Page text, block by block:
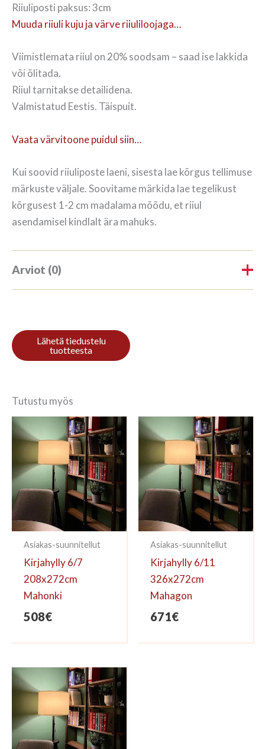
Riiuliposti paksus: 3cm
Muuda riiuli kuju ja värve riiuliloojaga…
Viimistlemata riiul on 20% soodsam – saad ise lakkida
või õlitada.
Riiul tarnitakse detailidena.
Valmistatud Eestis. Täispuit.
Vaata värvitoone puidul siin…
Kui soovid riiuliposte laeni, sisesta lae kõrgus tellimuse
märkuste väljale. Soovitame märkida lae tegelikust
kõrgusest 1-2 cm madalama mõõdu, et riiul
asendamisel kindlalt ära mahuks.
Arviot (0)
Kirjoita ensimmäinen arvio
Sinun on
kirjoittaa arvioinnin.
Tutustu myös
Asiakas-suunnitellut
Kirjahylly 6/7
208x272cm
Mahonki
508€
Asiakas-suunnitellut
Kirjahylly 6/11
326x272cm
Mahagon
671€